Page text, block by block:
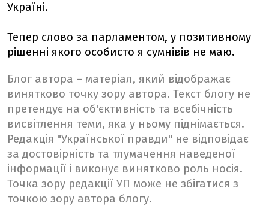
Україні.
Тепер слово за парламентом, у позитивному
рішенні якого особисто я сумнівів не маю.
Блог автора – матеріал, який відображає
винятково точку зору автора. Текст блогу не
претендує на об'єктивність та всебічність
висвітлення теми, яка у ньому піднімається.
Редакція "Української правди" не відповідає
за достовірність та тлумачення наведеної
інформації і виконує винятково роль носія.
Точка зору редакції УП може не збігатися з
точкою зору автора блогу.